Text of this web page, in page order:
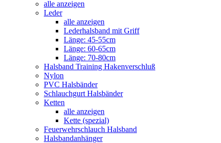
alle anzeigen
Leder
alle anzeigen
Lederhalsband mit Griff
Länge: 45-55cm
Länge: 60-65cm
Länge: 70-80cm
Halsband Training Hakenverschluß
Nylon
PVC Halsbänder
Schlauchgurt Halsbänder
Ketten
alle anzeigen
Kette (spezial)
Feuerwehrschlauch Halsband
Halsbandanhänger